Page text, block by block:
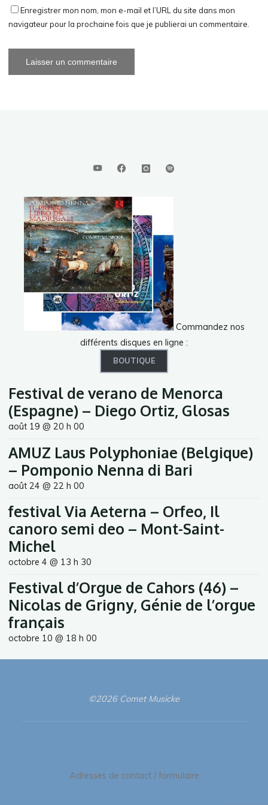
Enregistrer mon nom, mon e-mail et l’URL du site dans mon
navigateur pour la prochaine fois que je publierai un commentaire.
Commandez nos
différents disques en ligne :
BOUTIQUE
Festival de verano de Menorca
(Espagne) – Diego Ortiz, Glosas
août 19 @ 20 h 00
AMUZ Laus Polyphoniae (Belgique)
– Pomponio Nenna di Bari
août 24 @ 22 h 00
festival Via Aeterna – Orfeo, Il
canoro semi deo – Mont-Saint-
Michel
octobre 4 @ 13 h 30
Festival d’Orgue de Cahors (46) –
Nicolas de Grigny, Génie de l’orgue
français
octobre 10 @ 18 h 00
©2026 Comet Musicke
Adresses de contact / formulaire